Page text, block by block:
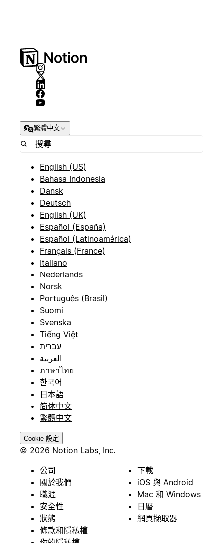
繁體中文
English (US)
Bahasa Indonesia
Dansk
Deutsch
English (UK)
Español (España)
Español (Latinoamérica)
Français (France)
Italiano
Nederlands
Norsk
Português (Brasil)
Suomi
Svenska
Tiếng Việt
עברית
العربية
ภาษาไทย
한국어
日本語
简体中文
繁體中文
Cookie 設定
© 2026 Notion Labs, Inc.
公司
關於我們
職涯
安全性
狀態
條款和隱私權
下載
iOS 與 Android
Mac 和 Windows
日曆
網頁擷取器